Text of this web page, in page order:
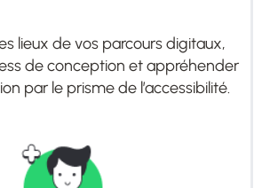
lieux de vos parcours digitaux,
de conception et appréhender
par le prisme de l’accessibilité.